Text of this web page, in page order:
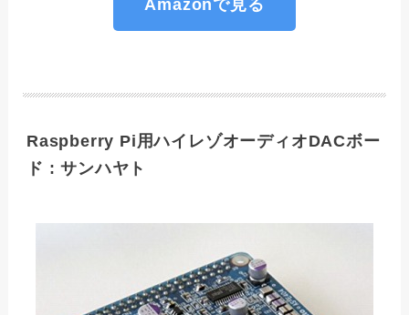
Amazonで見る
Raspberry Pi用ハイレゾオーディオDACボー
ド : サンハヤト